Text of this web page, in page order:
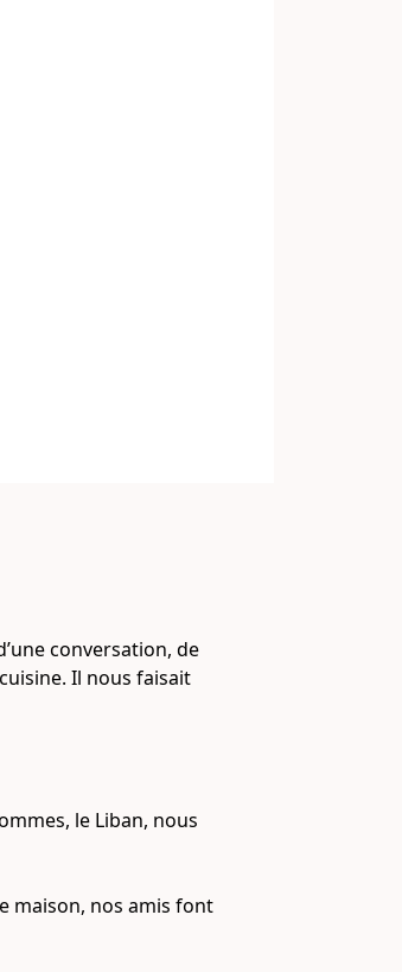
conversation, de
Il nous faisait
le Liban, nous
maison, nos amis font